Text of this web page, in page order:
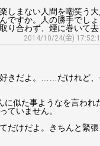
しまない人間を嘲笑う大
ですか。人の勝手でし
り合わず、煙に巻いて去
2014/10/24(金)
好きだよ。……だけれど
似た事ようなを言われ
ていません。
てだけだよ。きちんと